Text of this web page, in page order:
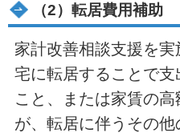
（2）転居費用補助
家計改善相談支援を
宅に転居することで
こと、または家賃の
が、転居に伴うその